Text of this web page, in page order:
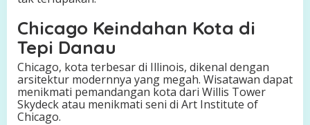
Chicago Keindahan Kota di
Tepi Danau
Chicago, kota terbesar di Illinois, dikenal dengan
arsitektur modernnya yang megah. Wisatawan dapat
menikmati pemandangan kota dari Willis Tower
Skydeck atau menikmati seni di Art Institute of
Chicago.